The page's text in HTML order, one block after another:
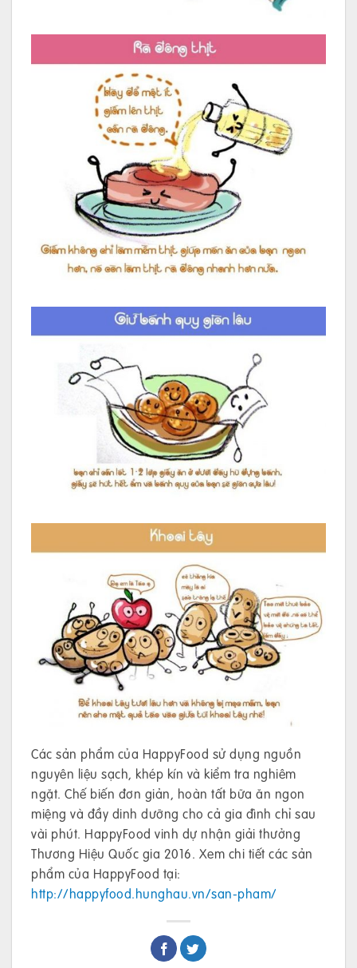
Các sản phẩm của HappyFood sử dụng nguồn
nguyên liệu sạch, khép kín và kiểm tra nghiêm
ngặt. Chế biến đơn giản, hoàn tất bữa ăn ngon
miệng và đầy dinh dưỡng cho cả gia đình chỉ sau
vài phút. HappyFood vinh dự nhận giải thưởng
Thương Hiệu Quốc gia 2016. Xem chi tiết các sản
phẩm của HappyFood tại:
http://happyfood.hunghau.vn/san-pham/